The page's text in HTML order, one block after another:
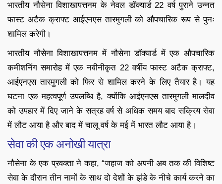
भारतीय नौसेना विशाखापत्तनम के नेवल डॉक्यार्ड 22 वर्ष पुराने उन्नत
फास्ट अटैक क्राफ्ट आईएनएस तारमुगली को औपचारिक रूप से पुनः
शामिल करेगी।
भारतीय नौसेना विशाखापत्तनम में नौसेना डॉक्यार्ड में एक औपचारिक
कमीशनिंग समारोह में एक नवीनीकृत 22 वर्षीय फास्ट अटैक क्राफ्ट,
आईएनएस तारमुगली को फिर से शामिल करने के लिए तैयार है। यह
घटना एक महत्वपूर्ण उपलब्धि है, क्योंकि आईएनएस तारमुगली मालदीव
को उपहार में दिए जाने के सत्रह वर्ष से अधिक समय बाद सक्रिय सेवा
में लौट आया है और बाद में चालू वर्ष के मई में भारत लौट आया है।
सेवा की एक अनोखी यात्रा
नौसेना के एक प्रवक्ता ने कहा, “जहाज को अपनी अब तक की विशिष्ट
सेवा के दौरान तीन नामों के साथ दो देशों के झंडे के नीचे कार्य करने का